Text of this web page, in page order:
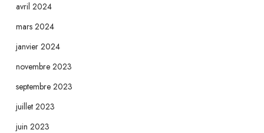
avril 2024
mars 2024
janvier 2024
novembre 2023
septembre 2023
juillet 2023
juin 2023